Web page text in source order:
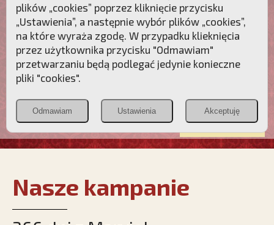
Przebudźmy sumienia Polaków!
Polonia
Christiana
PCh24.pl
Przymierze
POZNAJ APOSTOLAT FATIMY WESPRZYJ
NAS
Nasze kampanie
plików „cookies” poprzez kliknięcie przycisku
„Ustawienia”, a następnie wybór plików „cookies”,
na które wyraża zgodę. W przypadku klieknięcia
przez użytkownika przycisku "Odmawiam"
przetwarzaniu będą podlegać jedynie konieczne
pliki "cookies".
Odmawiam Ustawienia Akceptuję